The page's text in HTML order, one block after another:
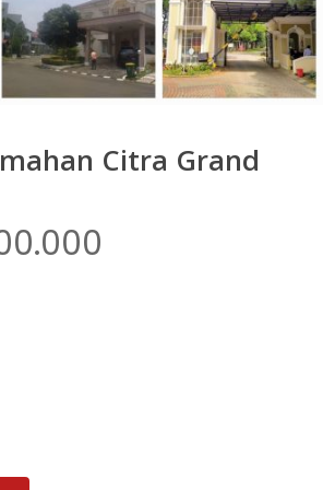
Citra Grand